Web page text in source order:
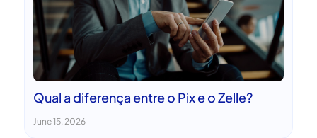
Qual a diferença entre o Pix e o Zelle?
June 15, 2026